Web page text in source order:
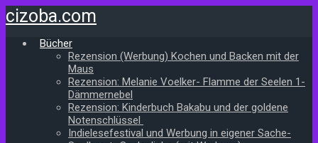
Zum
Hauptinhalt
springen
cizoba.com
Bücher
Rezension (Werbung) Kochen und Backen mit der
Maus
Rezension: Melanie Voelker- Flamme der Seelen 1-
Dämmernebel
Rezension: Kinderbuch Bakabu und der goldene
Notenschlüssel
Indielesefestival und Werbung in eigener Sache-